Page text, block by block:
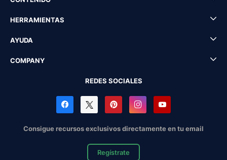
HERRAMIENTAS
AYUDA
COMPANY
REDES SOCIALES
Consigue recursos exclusivos directamente en tu email
Regístrate